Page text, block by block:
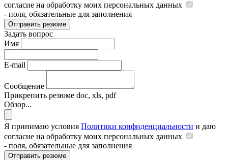
согласие на обработку моих персональных данных
- поля, обязательные для заполнения
Отправить резюме
Задать вопрос
Имя
E-mail
Сообщение
Прикрепить резюме doc, xls, pdf
Обзор...
Я принимаю условия Политики конфиденциальности и даю
согласие на обработку моих персональных данных
- поля, обязательные для заполнения
Отправить резюме